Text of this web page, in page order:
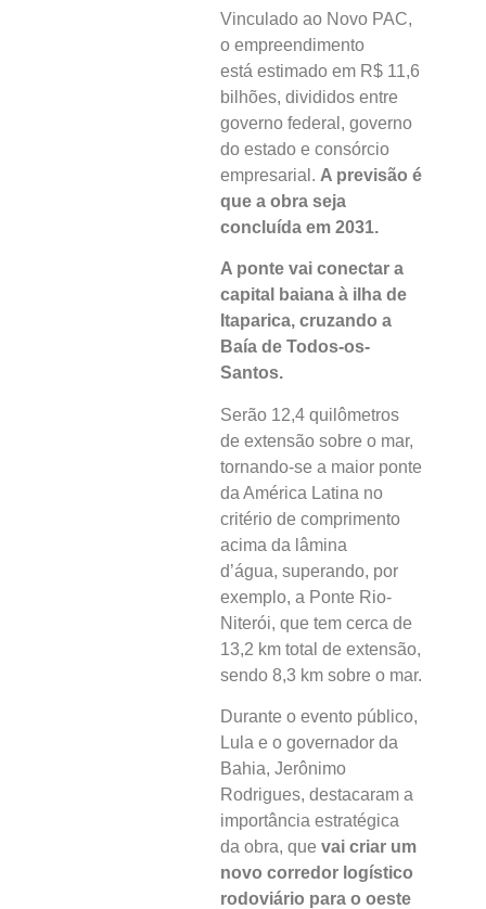
Vinculado ao Novo PAC,
o empreendimento
está estimado em R$ 11,6
bilhões, divididos entre
governo federal, governo
do estado e consórcio
empresarial. A previsão é
que a obra seja
concluída em 2031.
A ponte vai conectar a
capital baiana à ilha de
Itaparica, cruzando a
Baía de Todos-os-
Santos.
Serão 12,4 quilômetros
de extensão sobre o mar,
tornando-se a maior ponte
da América Latina no
critério de comprimento
acima da lâmina
d’água, superando, por
exemplo, a Ponte Rio-
Niterói, que tem cerca de
13,2 km total de extensão,
sendo 8,3 km sobre o mar.
Durante o evento público,
Lula e o governador da
Bahia, Jerônimo
Rodrigues, destacaram a
importância estratégica
da obra, que vai criar um
novo corredor logístico
rodoviário para o oeste